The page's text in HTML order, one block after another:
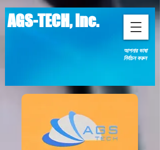
AGS-TECH, Inc.
আপনার ভাষা
নির্বাচন করুন